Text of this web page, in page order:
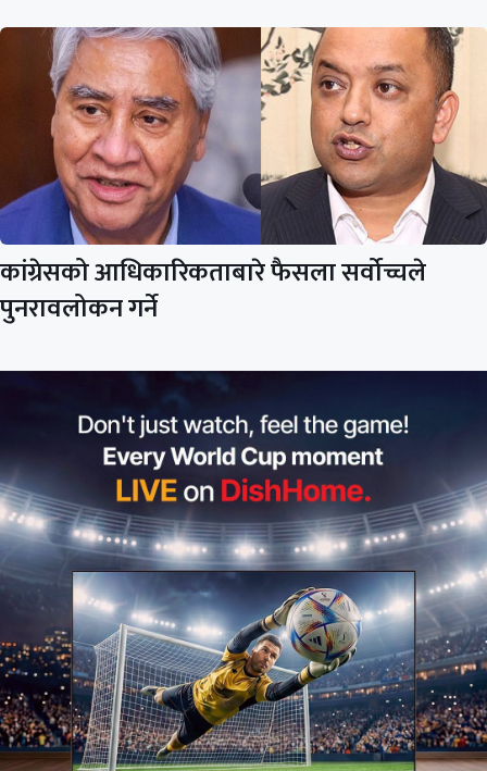
कांग्रेसको आधिकारिकताबारे फैसला सर्वोच्चले
पुनरावलोकन गर्ने